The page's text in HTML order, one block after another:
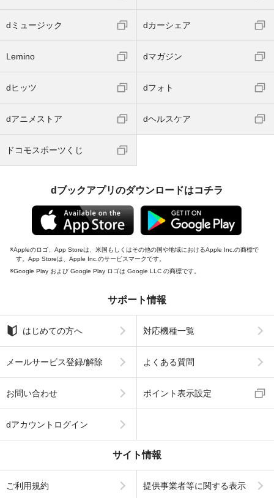
dミュージック dカーシェア
Lemino dマガジン
dヒッツ dフォト
dアニメストア dヘルスケア
ドコモスポーツくじ
dブックアプリのダウンロードはコチラ
Appleのロゴ、App Storeは、米国もしくはその他の国や地域におけるApple Inc.の商標で
す。App Storeは、Apple Inc.のサービスマークです。
Google Play および Google Play ロゴは Google LLC の商標です。
サポート情報
はじめての方へ 対応機種一覧
メールサービス登録/解除 よくある質問
お問い合わせ ポイント表示設定
dアカウントログイン
サイト情報
ご利用規約 提供事業者等に関する表示